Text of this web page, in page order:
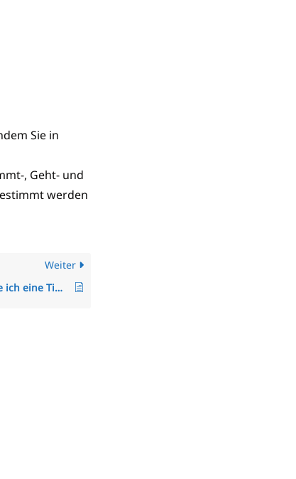
Sie in
, Geht- und
werden
Weiter
Warum benötige ich eine TimO-Lizenz, wie hoch sind meine Lizenzkosten und wie erhöhe ich die Anzahl der Lizenzplätze?